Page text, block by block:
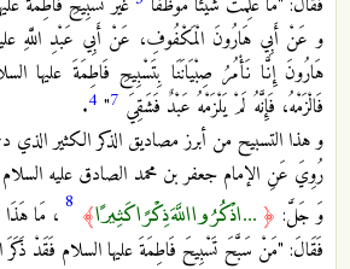
و عَنْ أَبِي هَارُونَ الْمَكْفُوفِ، عَنْ أَبِي عَبْدِ اللَّهِ
هَارُونَ إِنَّا نَأْمُرُ صِبْيَانَنَا بِتَسْبِيحِ فَاطِمَةَ عليها
فَالْزَمْهُ، فَإِنَّهُ لَمْ يَلْزَمْهُ عَبْدٌ فَشَقِيَ 7
"
4
.
و هذا التسبيح من أبرز مصاديق الذكر الكثير الذي
رُوِيَ عَنِ الإمام جعفر بن محمد الصادق عليه
وَ جَلَّ: ﴿ ... اذْكُرُوا اللَّهَ ذِكْرًا كَثِيرًا﴾ 8 ، مَا هَذَا
فَقَالَ: "مَنْ سَبَّحَ تَسْبِيحَ فَاطِمَةَ عليها السلام فَقَدْ ذَكَرَ